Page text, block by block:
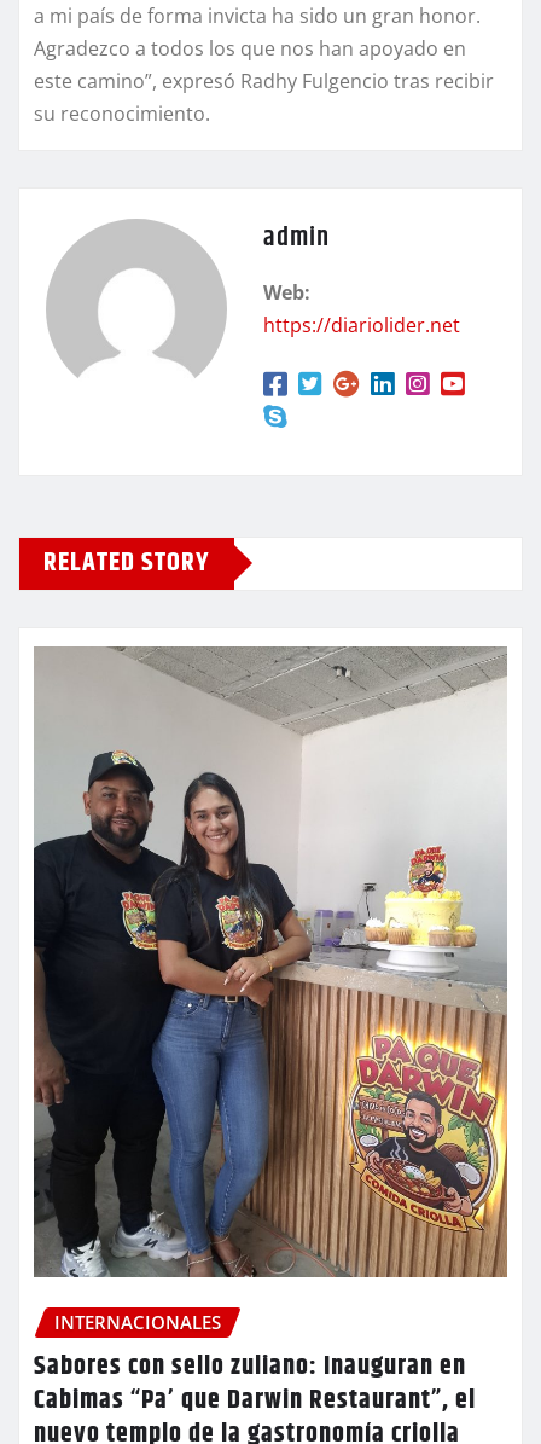
a mi país de forma invicta ha sido un gran honor.
Agradezco a todos los que nos han apoyado en
este camino”, expresó Radhy Fulgencio tras recibir
su reconocimiento.
admin
Web:
https://diariolider.net
RELATED STORY
INTERNACIONALES
Sabores con sello zuliano: Inauguran en
Cabimas “Pa’ que Darwin Restaurant”, el
nuevo templo de la gastronomía criolla